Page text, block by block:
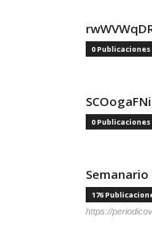
0 Publicaciones
0 Publicaciones
Semanario
176
https://